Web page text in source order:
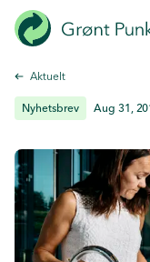
Hopp
til
Aktuelt
Nyhetsbrev Aug 31,